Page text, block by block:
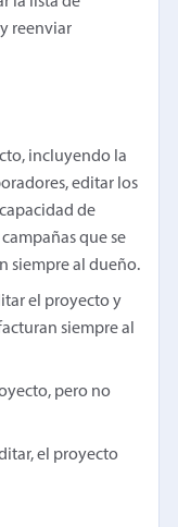
reenviar
incluyendo la
editar los
de
que se
siempre al dueño.
el proyecto y
siempre al
pero no
el proyecto